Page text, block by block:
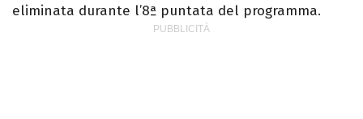
eliminata durante l’8ª puntata del programma.